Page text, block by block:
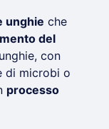
unghie che
del
con
di microbi o
processo